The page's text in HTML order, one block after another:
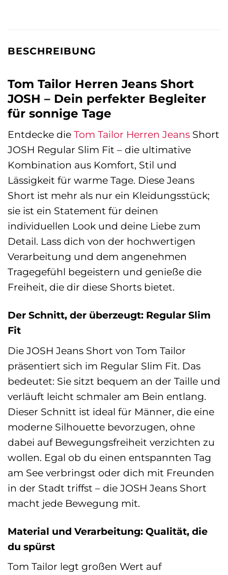
BESCHREIBUNG
Tom Tailor Herren Jeans Short
JOSH – Dein perfekter Begleiter
für sonnige Tage
Entdecke die Tom Tailor Herren Jeans Short
JOSH Regular Slim Fit – die ultimative
Kombination aus Komfort, Stil und
Lässigkeit für warme Tage. Diese Jeans
Short ist mehr als nur ein Kleidungsstück;
sie ist ein Statement für deinen
individuellen Look und deine Liebe zum
Detail. Lass dich von der hochwertigen
Verarbeitung und dem angenehmen
Tragegefühl begeistern und genieße die
Freiheit, die dir diese Shorts bietet.
Der Schnitt, der überzeugt: Regular Slim
Fit
Die JOSH Jeans Short von Tom Tailor
präsentiert sich im Regular Slim Fit. Das
bedeutet: Sie sitzt bequem an der Taille und
verläuft leicht schmaler am Bein entlang.
Dieser Schnitt ist ideal für Männer, die eine
moderne Silhouette bevorzugen, ohne
dabei auf Bewegungsfreiheit verzichten zu
wollen. Egal ob du einen entspannten Tag
am See verbringst oder dich mit Freunden
in der Stadt triffst – die JOSH Jeans Short
macht jede Bewegung mit.
Material und Verarbeitung: Qualität, die
du spürst
Tom Tailor legt großen Wert auf